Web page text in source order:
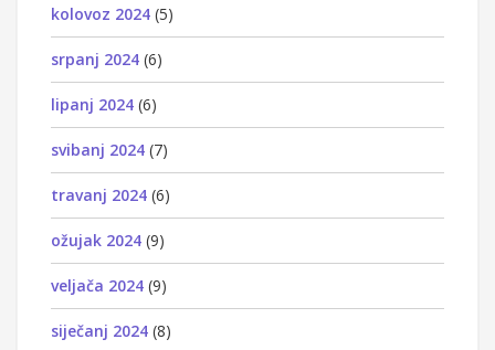
kolovoz 2024 (5)
srpanj 2024 (6)
lipanj 2024 (6)
svibanj 2024 (7)
travanj 2024 (6)
ožujak 2024 (9)
veljača 2024 (9)
siječanj 2024 (8)